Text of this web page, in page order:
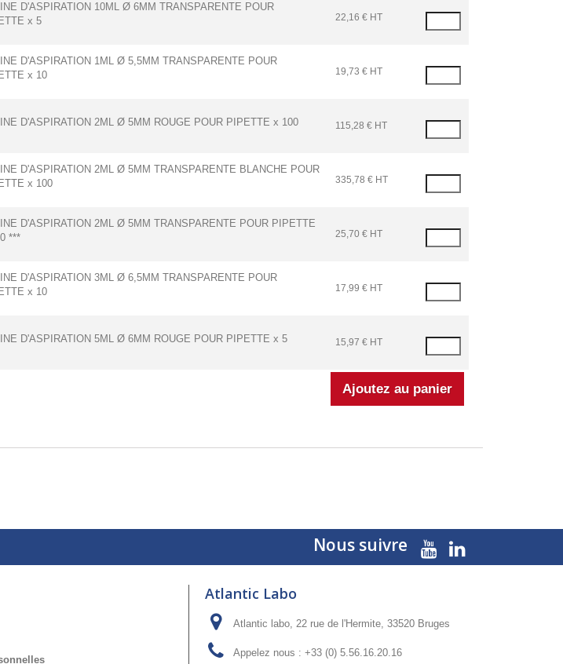
D'ASPIRATION 10ML Ø 6MM TRANSPARENTE POUR
x 5
22,16 € HT
D'ASPIRATION 1ML Ø 5,5MM TRANSPARENTE POUR
x 10
19,73 € HT
D'ASPIRATION 2ML Ø 5MM ROUGE POUR PIPETTE x 100 115,28 € HT
D'ASPIRATION 2ML Ø 5MM TRANSPARENTE BLANCHE POUR
x 100
335,78 € HT
D'ASPIRATION 2ML Ø 5MM TRANSPARENTE POUR PIPETTE
***
25,70 € HT
D'ASPIRATION 3ML Ø 6,5MM TRANSPARENTE POUR
x 10
17,99 € HT
D'ASPIRATION 5ML Ø 6MM ROUGE POUR PIPETTE x 5 15,97 € HT
Nous suivre
Atlantic Labo
Atlantic labo, 22 rue de l'Hermite, 33520 Bruges
Appelez nous : +33 (0) 5.56.16.20.16